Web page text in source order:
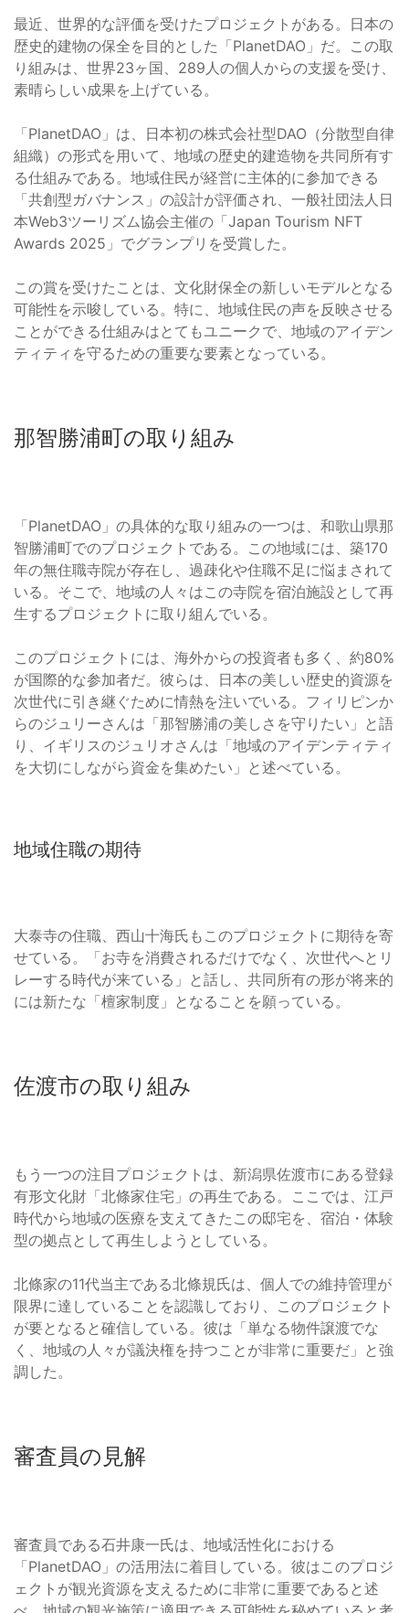
最近、世界的な評価を受けたプロジェクトがある。日本の
歴史的建物の保全を目的とした「PlanetDAO」だ。この取
り組みは、世界23ヶ国、289人の個人からの支援を受け、
素晴らしい成果を上げている。
「PlanetDAO」は、日本初の株式会社型DAO（分散型自律
組織）の形式を用いて、地域の歴史的建造物を共同所有す
る仕組みである。地域住民が経営に主体的に参加できる
「共創型ガバナンス」の設計が評価され、一般社団法人日
本Web3ツーリズム協会主催の「Japan Tourism NFT
Awards 2025」でグランプリを受賞した。
この賞を受けたことは、文化財保全の新しいモデルとなる
可能性を示唆している。特に、地域住民の声を反映させる
ことができる仕組みはとてもユニークで、地域のアイデン
ティティを守るための重要な要素となっている。
那智勝浦町の取り組み
「PlanetDAO」の具体的な取り組みの一つは、和歌山県那
智勝浦町でのプロジェクトである。この地域には、築170
年の無住職寺院が存在し、過疎化や住職不足に悩まされて
いる。そこで、地域の人々はこの寺院を宿泊施設として再
生するプロジェクトに取り組んでいる。
このプロジェクトには、海外からの投資者も多く、約80%
が国際的な参加者だ。彼らは、日本の美しい歴史的資源を
次世代に引き継ぐために情熱を注いでいる。フィリピンか
らのジュリーさんは「那智勝浦の美しさを守りたい」と語
り、イギリスのジュリオさんは「地域のアイデンティティ
を大切にしながら資金を集めたい」と述べている。
地域住職の期待
大泰寺の住職、西山十海氏もこのプロジェクトに期待を寄
せている。「お寺を消費されるだけでなく、次世代へとリ
レーする時代が来ている」と話し、共同所有の形が将来的
には新たな「檀家制度」となることを願っている。
佐渡市の取り組み
もう一つの注目プロジェクトは、新潟県佐渡市にある登録
有形文化財「北條家住宅」の再生である。ここでは、江戸
時代から地域の医療を支えてきたこの邸宅を、宿泊・体験
型の拠点として再生しようとしている。
北條家の11代当主である北條規氏は、個人での維持管理が
限界に達していることを認識しており、このプロジェクト
が要となると確信している。彼は「単なる物件譲渡でな
く、地域の人々が議決権を持つことが非常に重要だ」と強
調した。
審査員の見解
審査員である石井康一氏は、地域活性化における
「PlanetDAO」の活用法に着目している。彼はこのプロジ
ェクトが観光資源を支えるために非常に重要であると述